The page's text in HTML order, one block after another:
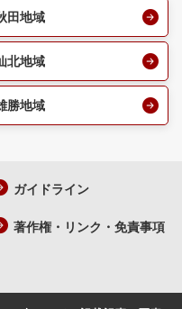
田地域
北地域
勝地域
ガイドライン
著作権・リンク・免責事項